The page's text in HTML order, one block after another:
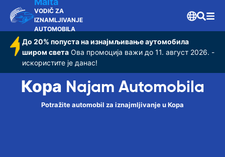
VODIČ ZA
IZNAMLJIVANJE
AUTOMOBILA
До 20% попуста на изнајмљивање аутомобила
широм света Ова промоција важи до 11. август 2026. -
искористите је данас!
Кора Najam Automobila
Potražite automobil za iznajmljivanje u Кора